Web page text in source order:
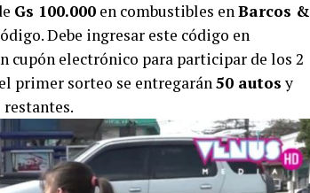
Gs 100.000 en combustibles enBarcos &
Debe ingresar este código en
cupón electrónico para participar de los 2
primer sorteo se entregarán50 autosy